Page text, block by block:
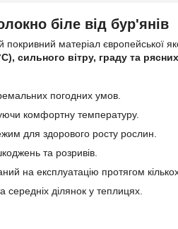
біле від бур'янів
покривний матеріал європейської
сильного вітру, граду та
погодних умов.
комфортну температуру.
для здорового росту рослин.
та розривів.
на експлуатацію протягом кількох
ділянок у теплицях.